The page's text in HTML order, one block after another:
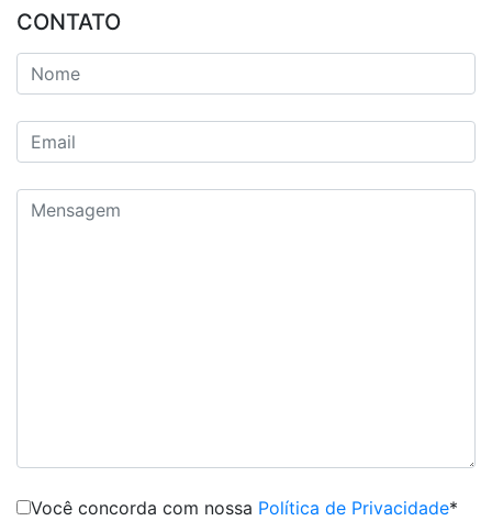
CONTATO
Você concorda com nossa Política de Privacidade*